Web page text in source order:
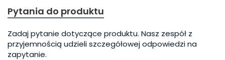
Pytania do produktu
Zadaj pytanie dotyczące produktu. Nasz zespół z
przyjemnością udzieli szczegółowej odpowiedzi na
zapytanie.